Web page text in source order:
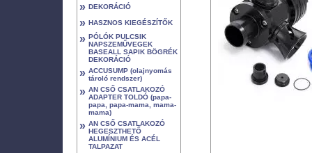
» DEKORÁCIÓ
» HASZNOS KIEGÉSZÍTŐK
» PÓLÓK PULCSIK
NAPSZEMŰVEGEK
BASEALL SAPIK BÖGRÉK
DEKORÁCIÓ
» ACCUSUMP (olajnyomás
tároló rendszer)
» AN CSŐ CSATLAKOZÓ
ADAPTER TOLDÓ (papa-
papa, papa-mama, mama-
mama)
» AN CSŐ CSATLAKOZÓ
HEGESZTHETŐ
ALUMÍNIUM ÉS ACÉL
TALPAZAT